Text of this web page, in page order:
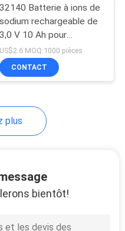
de
outils électriques,
équipements
audiovisuels, compteurs
intelligents, systèmes de
sécurité, éclairage de
secours
32140 Batterie à ions de
sodium rechargeable de
3,0 V 10 Ah pour
système de stockage
d'énergie
US$2.6 MOQ:1000 pièces
CONTACT
plus
bientôt!